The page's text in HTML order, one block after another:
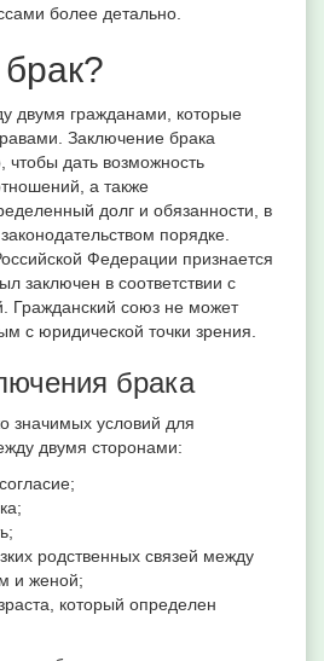
более детально.
двумя гражданами, которые
Заключение брака
чтобы дать возможность
а также
долг и обязанности, в
порядке.
Федерации признается
заключен в соответствии с
Гражданский союз не может
с юридической точки зрения.
брака
значимых условий для
двумя сторонами:
родственных связей между
и женой;
который определен